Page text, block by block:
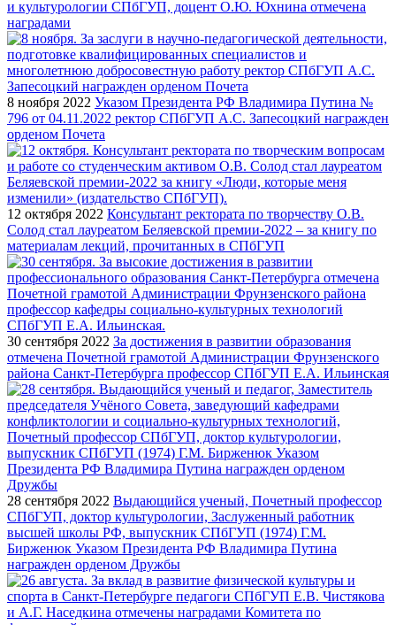
и культурологии СПбГУП, доцент О.Ю. Юхнина отмечена
наградами
8 ноября 2022 Указом Президента РФ Владимира Путина №
796 от 04.11.2022 ректор СПбГУП А.С. Запесоцкий награжден
орденом Почета
12 октября 2022 Консультант ректората по творчеству О.В.
Солод стал лауреатом Беляевской премии-2022 – за книгу по
материалам лекций, прочитанных в СПбГУП
30 сентября 2022 За достижения в развитии образования
отмечена Почетной грамотой Администрации Фрунзенского
района Санкт-Петербурга профессор СПбГУП Е.А. Ильинская
28 сентября 2022 Выдающийся ученый, Почетный профессор
СПбГУП, доктор культурологии, Заслуженный работник
высшей школы РФ, выпускник СПбГУП (1974) Г.М.
Бирженюк Указом Президента РФ Владимира Путина
награжден орденом Дружбы